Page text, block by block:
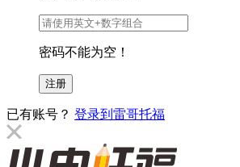
密码不能为空！
已有账号？ 登录到雷哥托福